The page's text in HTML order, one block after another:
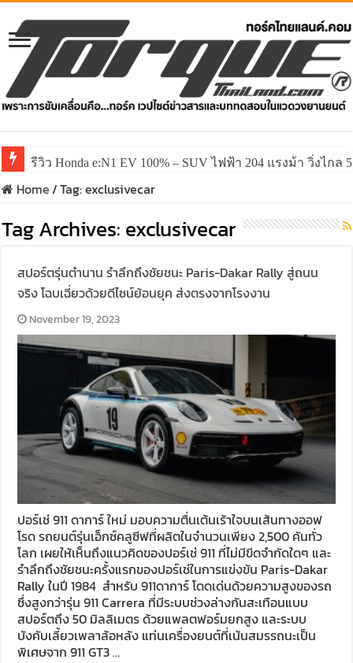
รีวิว Honda e:N1 EV 100% – SUV ไฟฟ้า 204 แรงม้า วิ่งไกล
Home/Tag:exclusivecar
Tag Archives: exclusivecar
สปอร์ตรุ่นตำนาน รำลึกถึงชัยชนะ Paris-Dakar Rally สู่ถนน
จริง โฉบเฉี่ยวด้วยดีไซน์ย้อนยุค ส่งตรงจากโรงงาน
November 19, 2023
ปอร์เช่ 911 ดาการ์ ใหม่ มอบความตื่นเต้นเร้าใจบนเส้นทางออฟ
โรด รถยนต์รุ่นเอ็กซ์คลูซีฟที่ผลิตในจำนวนเพียง 2,500 คันทั่ว
โลก เผยให้เห็นถึงแนวคิดของปอร์เช่ 911 ที่ไม่มีขีดจำกัดใดๆ และ
รำลึกถึงชัยชนะครั้งแรกของปอร์เช่ในการแข่งขัน Paris-Dakar
Rally ในปี 1984 สำหรับ 911ดาการ์ โดดเด่นด้วยความสูงของรถ
ซึ่งสูงกว่ารุ่น 911 Carrera ที่มีระบบช่วงล่างกันสะเทือนแบบ
สปอร์ตถึง 50 มิลลิเมตร ด้วยแพลตฟอร์มยกสูง และระบบ
บังคับเลี้ยวเพลาล้อหลัง แท่นเครื่องยนต์ที่เน้นสมรรถนะเป็น
พิเศษจาก 911 GT3 …